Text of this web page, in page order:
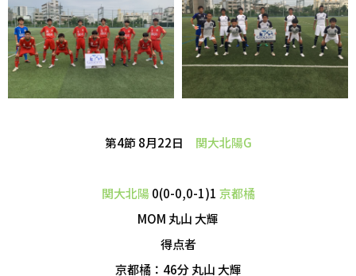
第4節 8月22日 関大北陽G
関大北陽0(0-0,0-1)1 京都橘
MOM 丸山 大輝
得点者
京都橘：46分 丸山 大輝